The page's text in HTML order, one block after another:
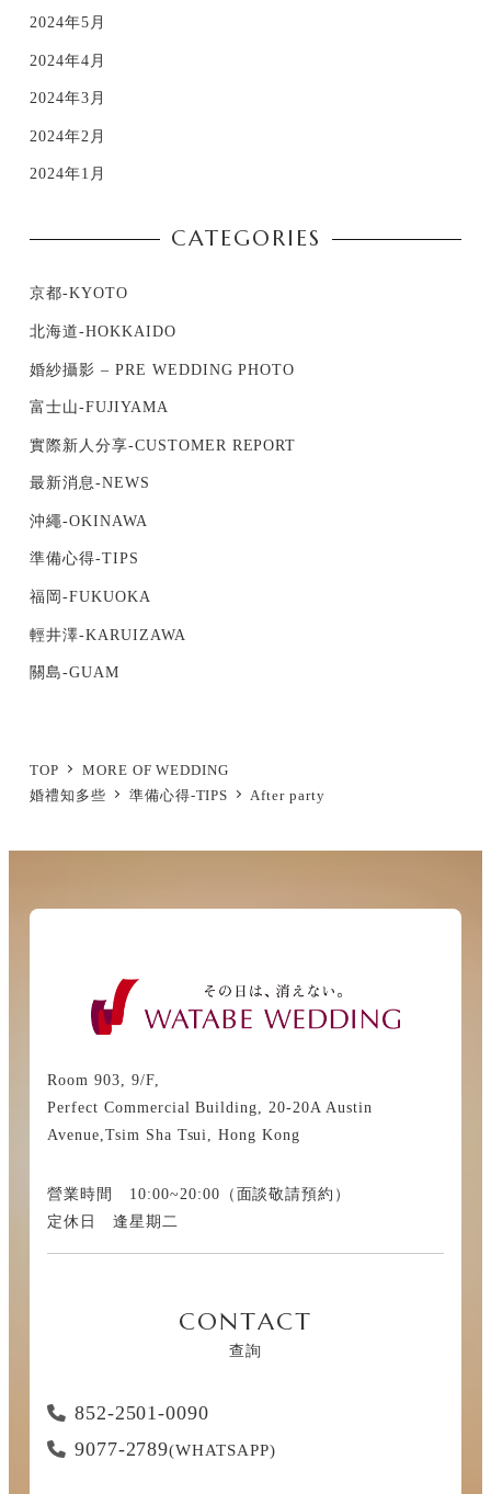
2024年5月
2024年4月
2024年3月
2024年2月
2024年1月
CATEGORIES
京都-KYOTO
北海道-HOKKAIDO
婚紗攝影 – PRE WEDDING PHOTO
富士山-FUJIYAMA
實際新人分享-CUSTOMER REPORT
最新消息-NEWS
沖繩-OKINAWA
準備心得-TIPS
福岡-FUKUOKA
輕井澤-KARUIZAWA
關島-GUAM
TOP
MORE OF WEDDING
婚禮知多些
準備心得-TIPS After party
Room 903, 9/F,
Perfect Commercial Building, 20-20A Austin
Avenue,Tsim Sha Tsui, Hong Kong
營業時間 10:00~20:00（面談敬請預約）
定休日 逢星期二
CONTACT
查詢
852-2501-0090
9077-2789(WHATSAPP)